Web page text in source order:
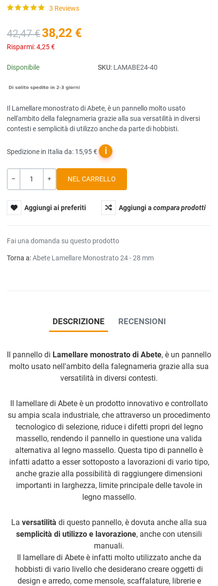
3 Reviews
42,47 €38,22 €
Risparmi:4,25 €
Disponibile SKU: LAMABE24-40
Il Lamellare monostrato di Abete, è un pannello molto usato
nell'ambito della falegnameria grazie alla sua versatilità in diversi
contesti e semplicità di utilizzo anche da parte di hobbisti.
Spedizione in Italia da: 15,95 € ℹ
Quantità
Aggiungi ai preferiti Aggiungi acompara prodotti
Fai una domanda su questo prodotto
Torna a:Abete Lamellare Monostrato 24 - 28 mm
DESCRIZIONE RECENSIONI
Il pannello di Lamellare monostrato di Abete, è un pannello
molto usato nell'ambito della falegnameria grazie alla sua
versatilità in diversi contesti.
Il lamellare di Abete è un prodotto innovativo e controllato
su ampia scala industriale, che attraverso un procedimento
tecnologico di selezione, riduce i difetti propri del legno
massello, rendendo il pannello in questione una valida
alternativa al legno massello. Questa tipo di pannello è
infatti adatto a esser sottoposto a lavorazioni di vario tipo,
anche grazie alla possibilità di raggiungere dimensioni
importanti in larghezza, limite principale delle tavole in
legno massello.
La versatilità di questo pannello, è dovuta anche alla sua
semplicità di utilizzo e lavorazione, anche con utensili
manuali.
Il lamellare di Abete è infatti molto utilizzato anche da
hobbisti di vario livello che desiderano creare oggetti di
design e arredo, come mensole, scaffalature, librerie e